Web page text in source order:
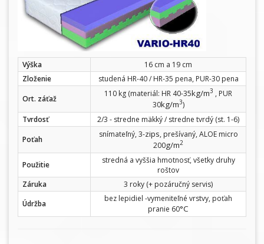
Výška
16 cm a 19 cm
Zloženie
studená HR-40 / HR-35 pena, PUR-30 pena
Ort. záťaž
110 kg (materiál: HR 40-35kg/m3 , PUR
30kg/m3)
Tvrdosť
2/3 - stredne mäkký / stredne tvrdý (st. 1-6)
Poťah
snímateľný, 3-zips, prešívaný, ALOE micro
200g/m2
Použitie
stredná a vyššia hmotnosť, všetky druhy
roštov
Záruka
3 roky (+ pozáručný servis)
Údržba
bez lepidiel -vymeniteľné vrstvy, poťah
pranie 60°C